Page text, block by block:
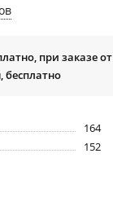
при заказе от
бесплатно
164
152